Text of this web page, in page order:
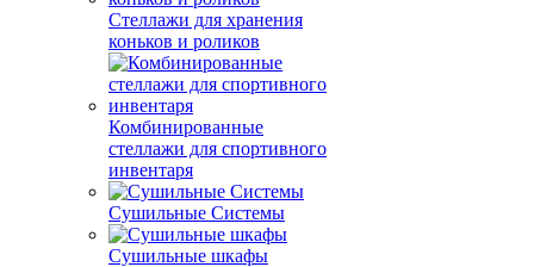
Стеллажи для хранения
коньков и роликов
Комбинированные
стеллажи для спортивного
инвентаря
Сушильные Системы
Сушильные шкафы